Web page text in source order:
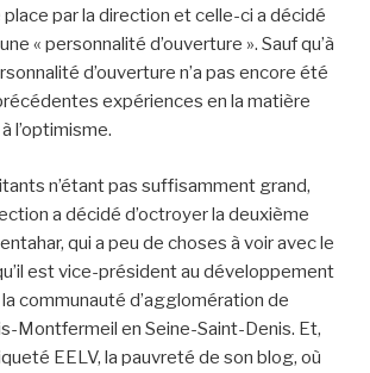
par la direction et celle-ci a décidé
« personnalité d’ouverture ». Sauf qu’à
d’ouverture n’a pas encore été
expériences en la matière
l’optimisme.
n’étant pas suffisamment grand,
a décidé d’octroyer la deuxième
qui a peu de choses à voir avec le
est vice-président au développement
communauté d’agglomération de
Montfermeil en Seine-Saint-Denis. Et,
EELV, la pauvreté de son blog, où